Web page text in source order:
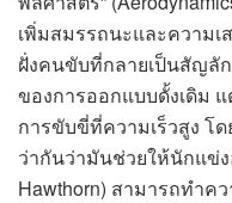
เพิ่มสมรรถนะและความ
ฝั่งคนขับที่กลายเป็นสัญลั
ของการออกแบบดั้งเดิม
การขับขี่ที่ความเร็วสูง โ
ว่ากันว่ามันช่วยให้นักแข่
Hawthorn) สามารถทำค